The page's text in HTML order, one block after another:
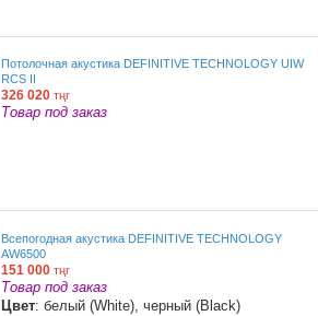
Потолочная акустика DEFINITIVE TECHNOLOGY UIW
RCS II
326 020 тңг
Товар под заказ
Всепогодная акустика DEFINITIVE TECHNOLOGY
AW6500
151 000 тңг
Товар под заказ
Цвет: белый (White), черный (Black)